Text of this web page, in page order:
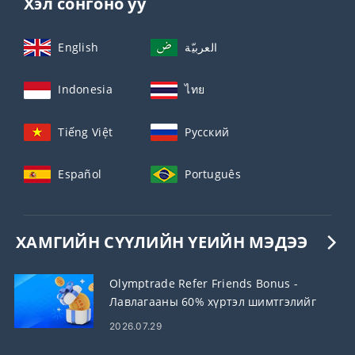
English العربيّة
Indonesia ไทย
Tiếng Việt Русский
Español Português
ХАМГИЙН СҮҮЛИЙН ҮЕИЙН МЭДЭЭ
Olymptrade Refer Friends Bonus -
Лавлагааны 60% хүртэл шимтгэлийг
аваарай
2026.07.29